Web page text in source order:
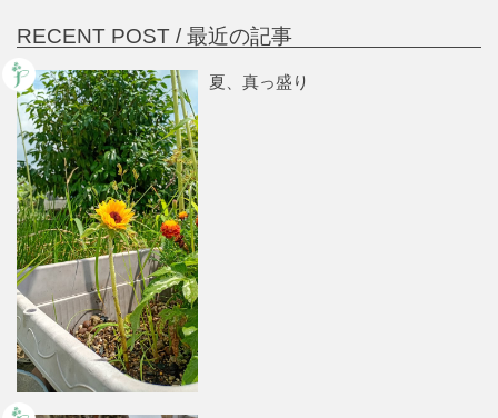
RECENT POST /最近の記事
夏、真っ盛り